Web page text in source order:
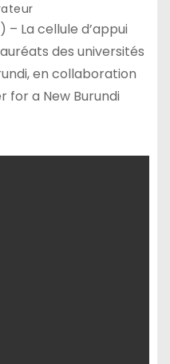
– La cellule d’appui
des universités
en collaboration
for a New Burundi